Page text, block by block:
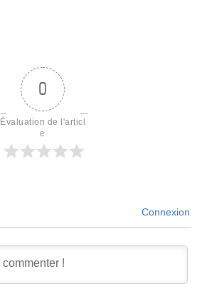
0
Évaluation de l'articl
e
Connexion